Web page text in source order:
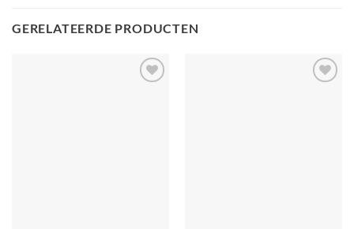
GERELATEERDE PRODUCTEN